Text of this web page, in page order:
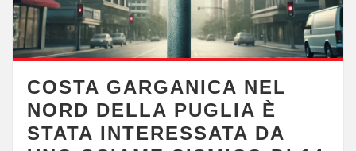
COSTA GARGANICA NEL
NORD DELLA PUGLIA È
STATA INTERESSATA DA